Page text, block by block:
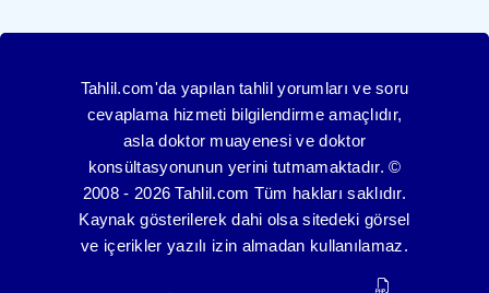
Tahlil.com'da yapılan tahlil yorumları ve soru
cevaplama hizmeti bilgilendirme amaçlıdır,
asla doktor muayenesi ve doktor
konsültasyonunun yerini tutmamaktadır. ©
2008 - 2026 Tahlil.com Tüm hakları saklıdır.
Kaynak gösterilerek dahi olsa sitedeki görsel
ve içerikler yazılı izin almadan kullanılamaz.